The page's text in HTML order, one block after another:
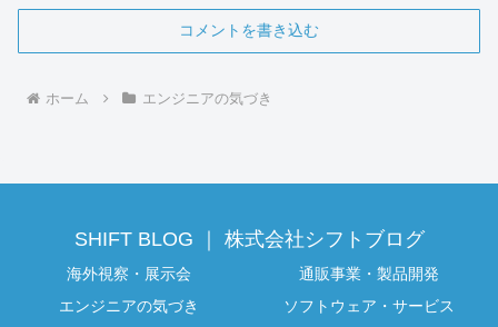
コメントを書き込む
ホーム エンジニアの気づき
SHIFT BLOG ｜ 株式会社シフトブログ
海外視察・展示会
通販事業・製品開発
エンジニアの気づき
ソフトウェア・サービス